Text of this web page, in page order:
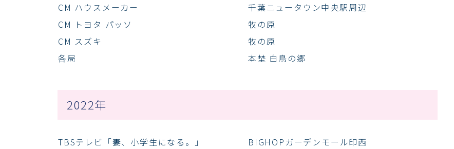
CM ハウスメーカー
千葉ニュータウン中央駅周辺
CM トヨタ パッソ
牧の原
CM スズキ
牧の原
各局
本埜 白鳥の郷
2022年
TBSテレビ「妻、小学生になる。」
BIGHOPガーデンモール印西